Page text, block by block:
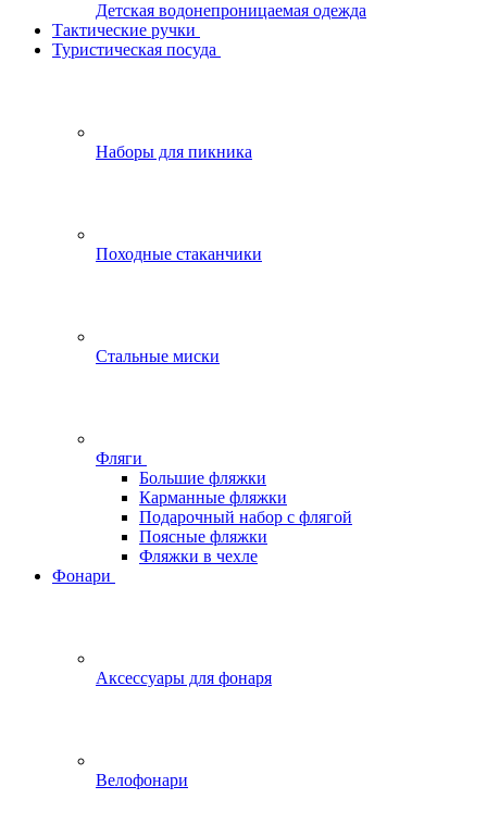
Детская водонепроницаемая одежда
Тактические ручки
Туристическая посуда
Наборы для пикника
Походные стаканчики
Стальные миски
Фляги
Большие фляжки
Карманные фляжки
Подарочный набор с флягой
Поясные фляжки
Фляжки в чехле
Фонари
Аксессуары для фонаря
Велофонари